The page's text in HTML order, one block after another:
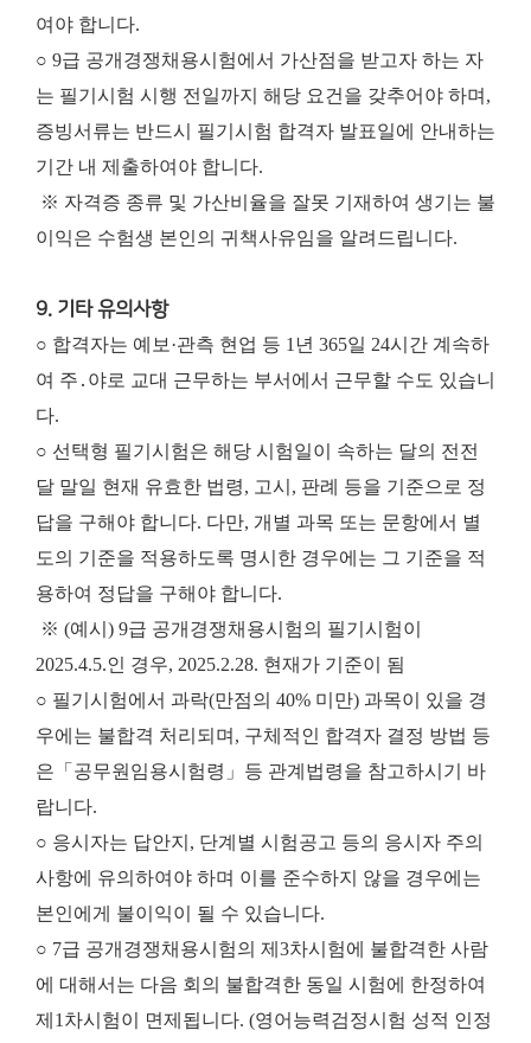
여야 합니다.
○ 9급 공개경쟁채용시험에서 가산점을 받고자 하는 자
는 필기시험 시행 전일까지 해당 요건을 갖추어야 하며,
증빙서류는 반드시 필기시험 합격자 발표일에 안내하는
기간 내 제출하여야 합니다.
※ 자격증 종류 및 가산비율을 잘못 기재하여 생기는 불
이익은 수험생 본인의 귀책사유임을 알려드립니다.
9. 기타 유의사항
○ 합격자는 예보·관측 현업 등 1년 365일 24시간 계속하
여 주․야로 교대 근무하는 부서에서 근무할 수도 있습니
다.
○ 선택형 필기시험은 해당 시험일이 속하는 달의 전전
달 말일 현재 유효한 법령, 고시, 판례 등을 기준으로 정
답을 구해야 합니다. 다만, 개별 과목 또는 문항에서 별
도의 기준을 적용하도록 명시한 경우에는 그 기준을 적
용하여 정답을 구해야 합니다.
※ (예시) 9급 공개경쟁채용시험의 필기시험이
2025.4.5.인 경우, 2025.2.28. 현재가 기준이 됨
○ 필기시험에서 과락(만점의 40% 미만) 과목이 있을 경
우에는 불합격 처리되며, 구체적인 합격자 결정 방법 등
은「공무원임용시험령」등 관계법령을 참고하시기 바
랍니다.
○ 응시자는 답안지, 단계별 시험공고 등의 응시자 주의
사항에 유의하여야 하며 이를 준수하지 않을 경우에는
본인에게 불이익이 될 수 있습니다.
○ 7급 공개경쟁채용시험의 제3차시험에 불합격한 사람
에 대해서는 다음 회의 불합격한 동일 시험에 한정하여
제1차시험이 면제됩니다. (영어능력검정시험 성적 인정